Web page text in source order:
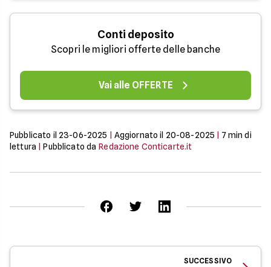
Conti deposito
Scopri le migliori offerte delle banche
Vai alle OFFERTE
Pubblicato il 23-06-2025 Aggiornato il 20-08-2025 7min di
lettura |Pubblicato da Redazione Conticarte.it
SUCCESSIVO